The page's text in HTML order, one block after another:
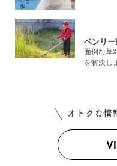
ベンリ
面倒な草
を解決し
オトクな情